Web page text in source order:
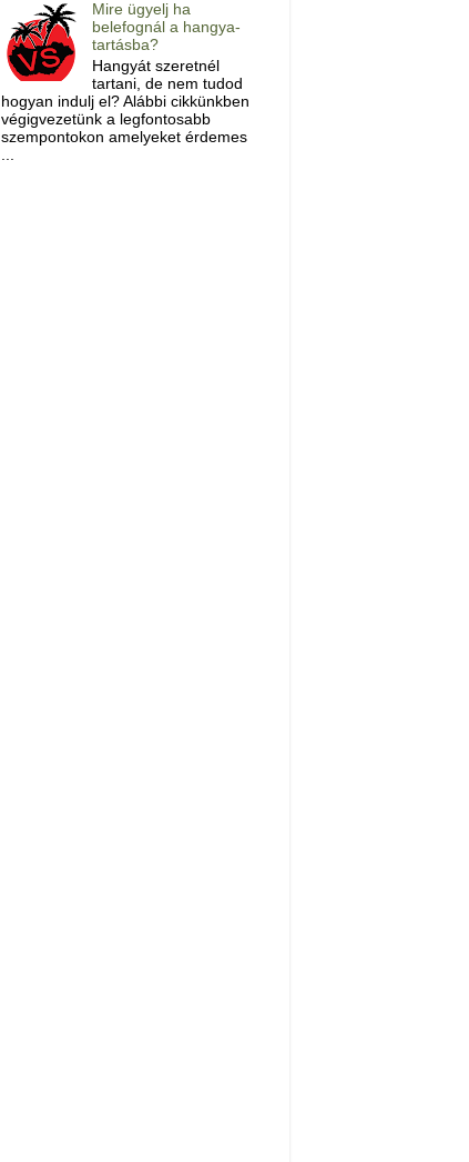
Mire ügyelj ha
belefognál a hangya-
tartásba?
Hangyát szeretnél
tartani, de nem tudod
hogyan indulj el? Alábbi cikkünkben
végigvezetünk a legfontosabb
szempontokon amelyeket érdemes